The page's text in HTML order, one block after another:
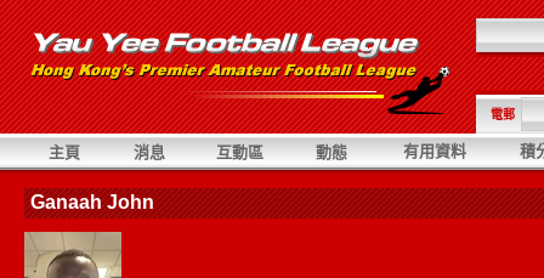
電郵
主頁 消息 互動區 動態 有用資料 積
Ganaah John